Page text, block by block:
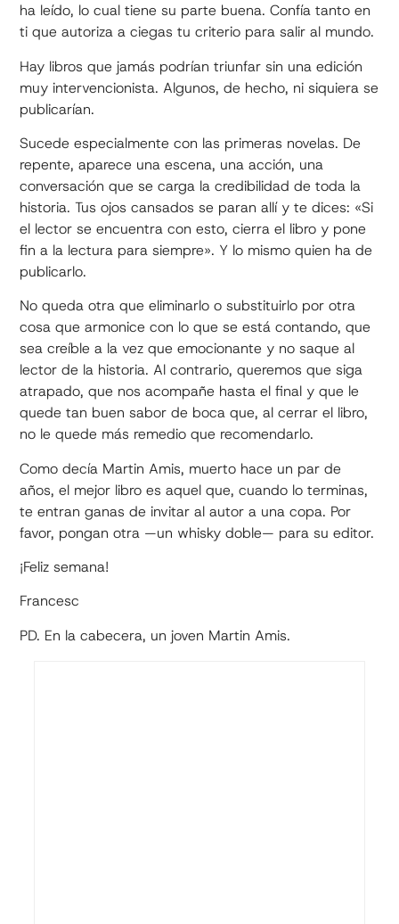
ha leído, lo cual tiene su parte buena. Confía tanto en
ti que autoriza a ciegas tu criterio para salir al mundo.
Hay libros que jamás podrían triunfar sin una edición
muy intervencionista. Algunos, de hecho, ni siquiera se
publicarían.
Sucede especialmente con las primeras novelas. De
repente, aparece una escena, una acción, una
conversación que se carga la credibilidad de toda la
historia. Tus ojos cansados se paran allí y te dices: «Si
el lector se encuentra con esto, cierra el libro y pone
fin a la lectura para siempre». Y lo mismo quien ha de
publicarlo.
No queda otra que eliminarlo o substituirlo por otra
cosa que armonice con lo que se está contando, que
sea creíble a la vez que emocionante y no saque al
lector de la historia. Al contrario, queremos que siga
atrapado, que nos acompañe hasta el final y que le
quede tan buen sabor de boca que, al cerrar el libro,
no le quede más remedio que recomendarlo.
Como decía Martin Amis, muerto hace un par de
años, el mejor libro es aquel que, cuando lo terminas,
te entran ganas de invitar al autor a una copa. Por
favor, pongan otra —un whisky doble— para su editor.
¡Feliz semana!
Francesc
PD. En la cabecera, un joven Martin Amis.